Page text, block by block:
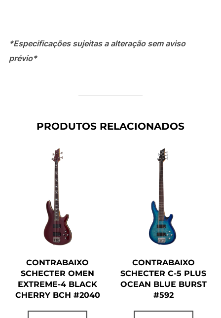
*Especificações sujeitas a alteração sem aviso
prévio*
PRODUTOS RELACIONADOS
CONTRABAIXO
SCHECTER OMEN
EXTREME-4 BLACK
CHERRY BCH #2040
CONTRABAIXO
SCHECTER C-5 PLUS
OCEAN BLUE BURST
#592